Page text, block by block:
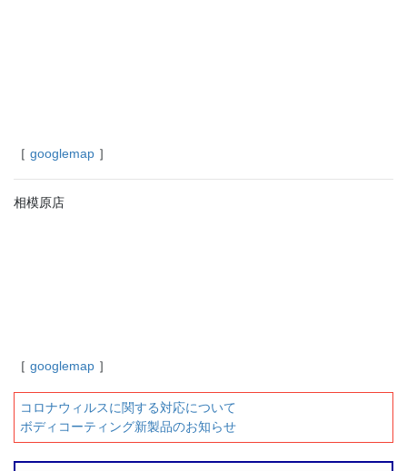
［ googlemap ］
相模原店
［ googlemap ］
コロナウィルスに関する対応について
ボディコーティング新製品のお知らせ